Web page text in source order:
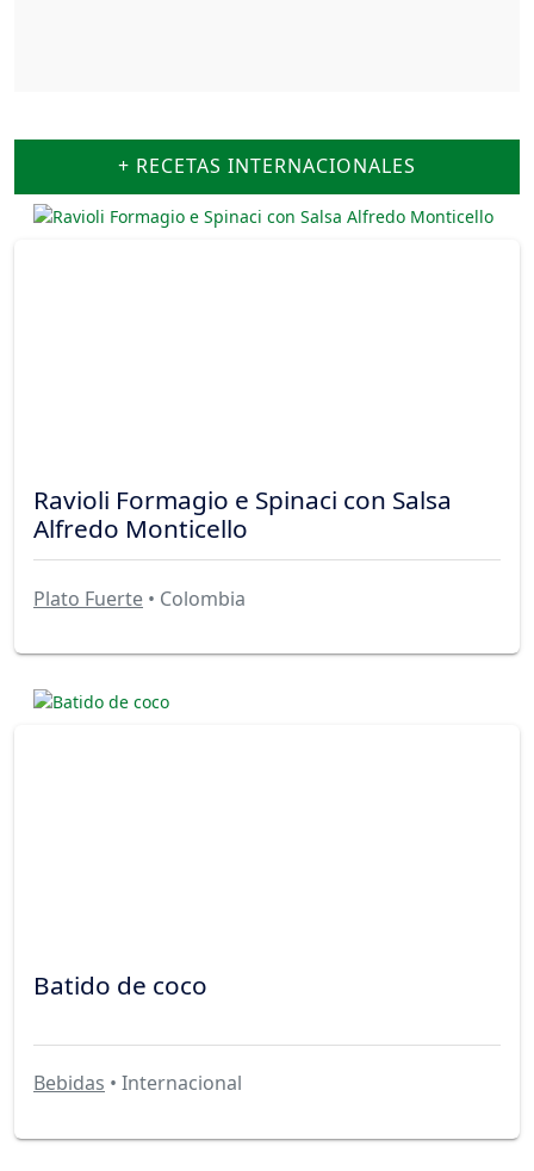
+ RECETAS INTERNACIONALES
Ravioli Formagio e Spinaci con Salsa
Alfredo Monticello
Plato Fuerte • Colombia
Batido de coco
Bebidas • Internacional